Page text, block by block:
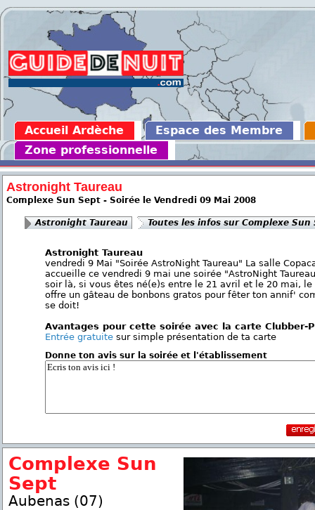
Accueil Ardèche Espace des Membre
Zone professionnelle
Astronight Taureau
Complexe Sun Sept - Soirée le Vendredi 09 Mai 2008
Astronight Taureau Toutes les infos sur Complexe Sun
Astronight Taureau
vendredi 9 Mai "Soirée AstroNight Taureau" La salle
accueille ce vendredi 9 mai une soirée "AstroNight
soir là, si vous êtes né(e)s entre le 21 avril et le 20 mai, le
offre un gâteau de bonbons gratos pour fêter ton annif'
se doit!
Avantages pour cette soirée avec la carte Clubber-
Entrée gratuite sur simple présentation de ta carte
Donne ton avis sur la soirée et l'établissement
Complexe Sun
Sept
Aubenas (07)